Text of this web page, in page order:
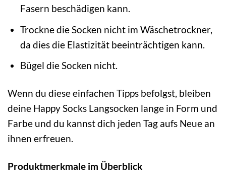
Fasern beschädigen kann.
Trockne die Socken nicht im Wäschetrockner,
da dies die Elastizität beeinträchtigen kann.
Bügel die Socken nicht.
Wenn du diese einfachen Tipps befolgst, bleiben
deine Happy Socks Langsocken lange in Form und
Farbe und du kannst dich jeden Tag aufs Neue an
ihnen erfreuen.
Produktmerkmale im Überblick